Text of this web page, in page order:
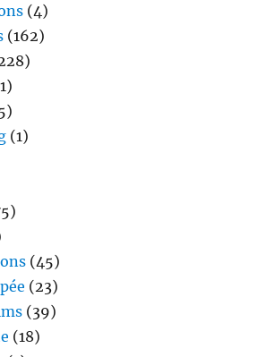
(4)
(162)
(1)
(45)
(23)
(39)
(18)